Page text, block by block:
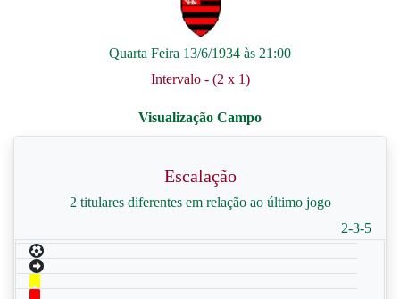
Quarta Feira 13/6/1934 às 21:00
Intervalo - (2 x 1)
Escalação
2 titulares diferentes em relação ao último jogo
2-3-5